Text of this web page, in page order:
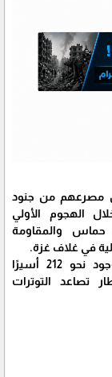
لقي أكثر من 1400 شخص مصرعهم من جنود
الهجوم الأولي
حماس والمقاومة
في غلاف غزة.
وفي سياق متصل، رجح الجيش الإسرائيلي وجود نحو 212 أسيرًا
تصاعد التوترات